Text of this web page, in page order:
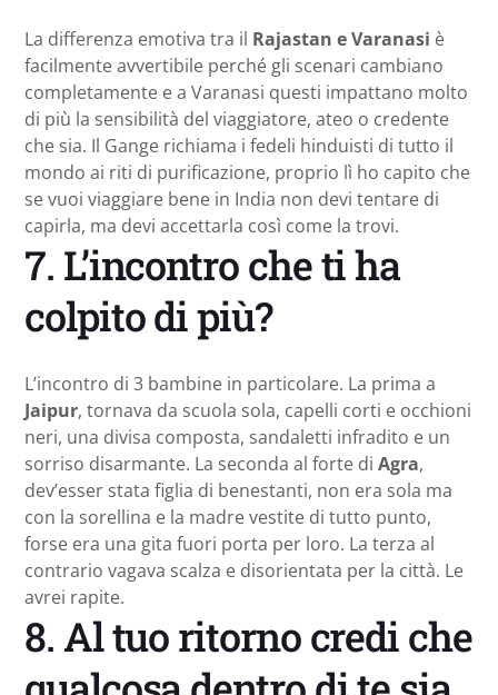
La differenza emotiva tra il Rajastan e Varanasi è
facilmente avvertibile perché gli scenari cambiano
completamente e a Varanasi questi impattano molto
di più la sensibilità del viaggiatore, ateo o credente
che sia. Il Gange richiama i fedeli hinduisti di tutto il
mondo ai riti di purificazione, proprio lì ho capito che
se vuoi viaggiare bene in India non devi tentare di
capirla, ma devi accettarla così come la trovi.
7. L’incontro che ti ha
colpito di più?
L’incontro di 3 bambine in particolare. La prima a
Jaipur, tornava da scuola sola, capelli corti e occhioni
neri, una divisa composta, sandaletti infradito e un
sorriso disarmante. La seconda al forte di Agra,
dev’esser stata figlia di benestanti, non era sola ma
con la sorellina e la madre vestite di tutto punto,
forse era una gita fuori porta per loro. La terza al
contrario vagava scalza e disorientata per la città. Le
avrei rapite.
8. Al tuo ritorno credi che